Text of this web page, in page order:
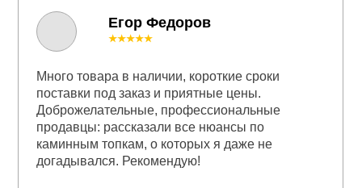
Егор Федоров
★★★★★
Много товара в наличии, короткие сроки
поставки под заказ и приятные цены.
Доброжелательные, профессиональные
продавцы: рассказали все нюансы по
каминным топкам, о которых я даже не
догадывался. Рекомендую!